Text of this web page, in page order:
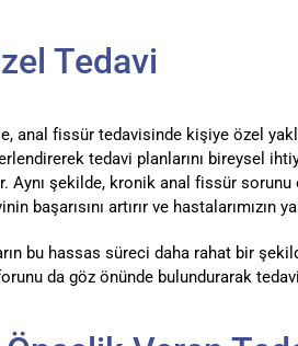
Tedavi
anal fissür tedavisinde kişiye özel
tedavi planlarını bireysel
şekilde, kronik anal fissür
başarısını artırır ve hastalarımızın
bu hassas süreci daha rahat bir
da göz önünde bulundurarak